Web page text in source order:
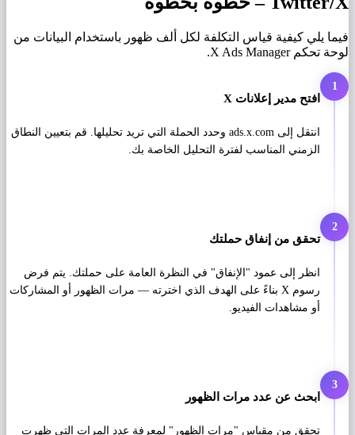
فيما يلي كيفية قياس التكلفة لكل ألف ظهور باستخدام البيانات من
لوحة تحكم X Ads Manager.
1
افتح مدير إعلانات X
انتقل إلى ads.x.com وحدد الحملة التي تريد تحليلها. قم بتعيين النطاق
الزمني المناسب لفترة التحليل الخاصة بك.
2
تحقق من إنفاق حملتك
انظر إلى عمود "الإنفاق" في النظرة العامة على حملتك. يتم فرض
رسوم X بناءً على الهدف الذي اخترته — مرات الظهور أو المشاركات
أو مشاهدات الفيديو.
3
ابحث عن عدد مرات الظهور
تحقق من مقياس "مرات الظهور" لمعرفة عدد المرات التي ظهرت